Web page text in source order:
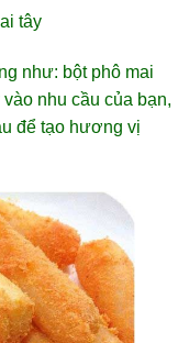
tây
như: bột phô mai
nhu cầu của bạn,
để tạo hương vị